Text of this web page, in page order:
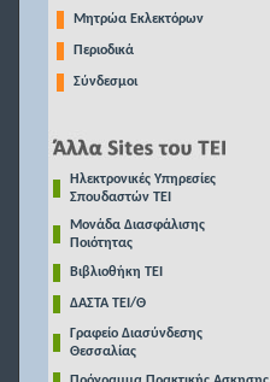
Μητρώα Εκλεκτόρων
Περιοδικά
Σύνδεσμοι
Ηλεκτρονικές Υπηρεσίες
Σπουδαστών ΤΕΙ
Μονάδα Διασφάλισης
Ποιότητας
Βιβλιοθήκη ΤΕΙ
ΔΑΣΤΑ ΤΕΙ/Θ
Γραφείο Διασύνδεσης
Θεσσαλίας